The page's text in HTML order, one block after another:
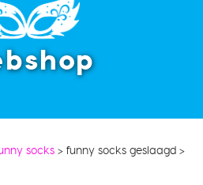
socks > funny socks geslaagd >